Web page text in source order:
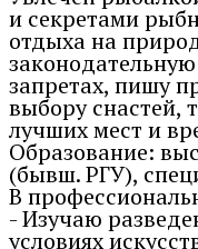
и секретами
отдыха на
запретах, пишу
выбору снастей,
лучших мест и
Образование:
(бывш. РГУ),
В
- Изучаю
условиях